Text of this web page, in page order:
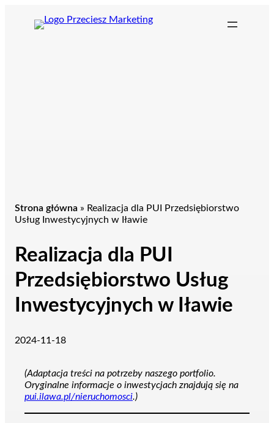
Strona główna » Realizacja dla PUI Przedsiębiorstwo
Usług Inwestycyjnych w Iławie
Realizacja dla PUI
Przedsiębiorstwo Usług
Inwestycyjnych w Iławie
2024-11-18
(Adaptacja treści na potrzeby naszego portfolio.
Oryginalne informacje o inwestycjach znajdują się na
pui.ilawa.pl/nieruchomosci.)